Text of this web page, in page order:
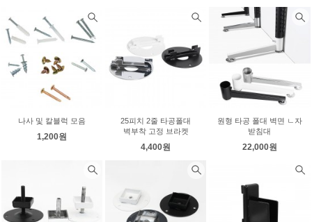
나사 및 칼블럭 모음
1,200원
25피치 2줄 타공폴대
벽부착 고정 브라켓
4,400원
원형 타공 폴대 벽면 ㄴ자
받침대
22,000원